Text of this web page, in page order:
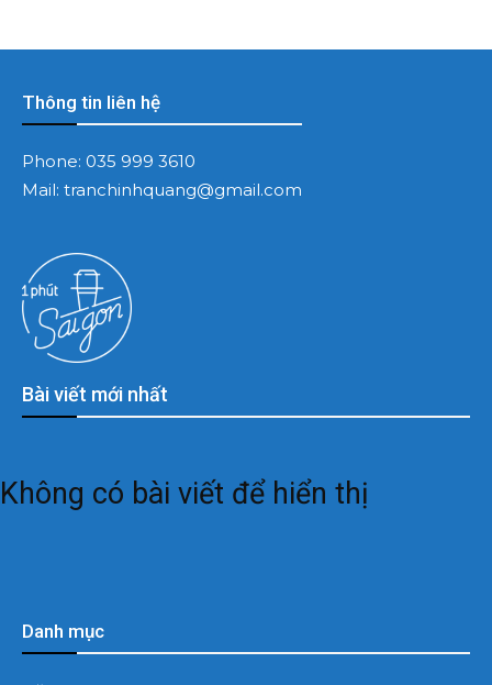
Bài viết mới nhất
Không có bài viết để hiển thị
Danh mục
Thông tin liên hệ
Phone: 035 999 3610
Mail: tranchinhquang@gmail.com